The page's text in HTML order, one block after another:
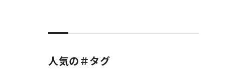
人気の＃タグ